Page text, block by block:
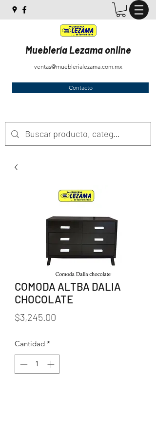
Mueblería Lezama online
ventas@mueblerialezama.com.mx
Contacto
COMODA ALTBA DALIA
CHOCOLATE
$3,245.00
Cantidad *